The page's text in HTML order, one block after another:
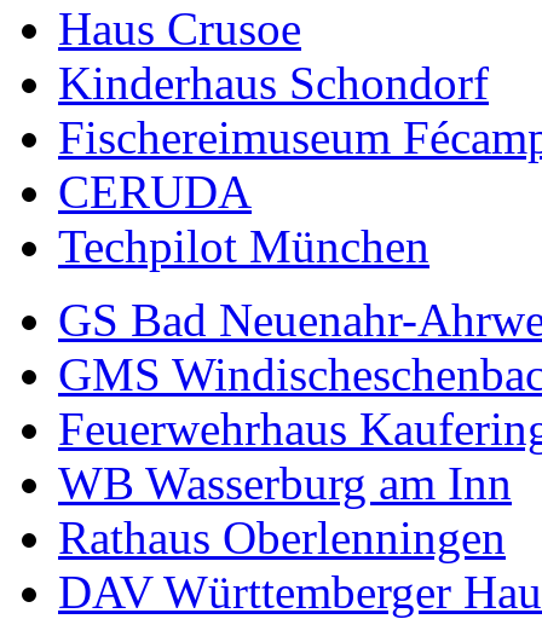
Haus Crusoe
Kinderhaus Schondorf
Fischereimuseum
CERUDA
Techpilot München
GS Bad Neuenahr-
GMS
Feuerwehrhaus
WB Wasserburg am Inn
Rathaus Oberlenningen
DAV Württemberger